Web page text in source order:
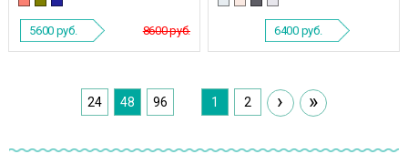
8600 руб.
5600 руб. 6400 руб.
24 48 96 1 2 › »